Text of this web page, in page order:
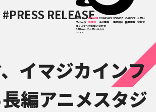
TOPトッ
プページ
NEWS最
新情報
COMPANY
会社情報
SERVICE
事業紹介
CAREER
採用情報
お問い
合わせ
コミスマへのお問い合わせ
GANMA!へのお問い合わせ
JA EN
#PRESS RELEASE
イマジカインフ
編アニメスタジ